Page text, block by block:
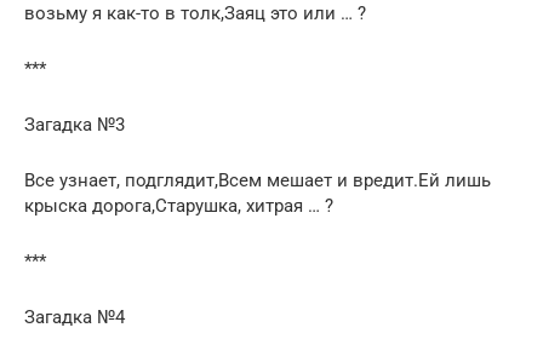
возьму я как-то в толк,Заяц это или … ?
***
Загадка №3
Все узнает, подглядит,Всем мешает и вредит.Ей лишь
крыска дорога,Старушка, хитрая … ?
***
Загадка №4